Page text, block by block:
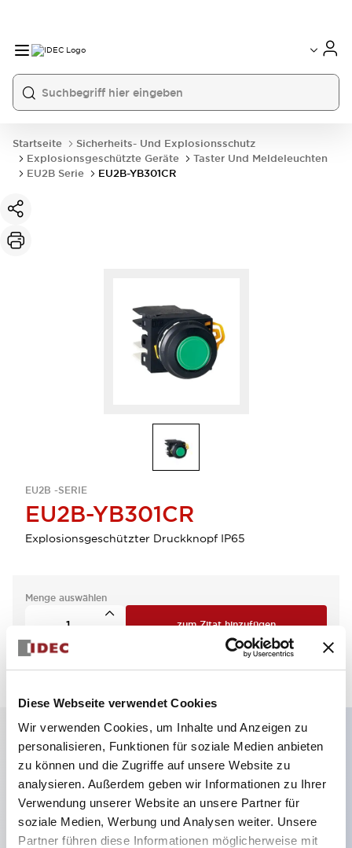
Diese Webseite verwendet Cookies
Wir verwenden Cookies, um Inhalte und Anzeigen zu
personalisieren, Funktionen für soziale Medien anbieten
zu können und die Zugriffe auf unsere Website zu
analysieren. Außerdem geben wir Informationen zu Ihrer
Verwendung unserer Website an unsere Partner für
soziale Medien, Werbung und Analysen weiter. Unsere
Partner führen diese Informationen möglicherweise mit
Startseite
Sicherheits- Und Explosionsschutz
Explosionsgeschützte Geräte
Taster Und Meldeleuchten
EU2B Serie
EU2B-YB301CR
EU2B -SERIE
EU2B-YB301CR
Explosionsgeschützter Druckknopf IP65
Menge auswählen
zum Zitat hinzufügen
Hauptmerkmale
Anwendbar in potenziell explosionsgefährdeten
Atmosphären